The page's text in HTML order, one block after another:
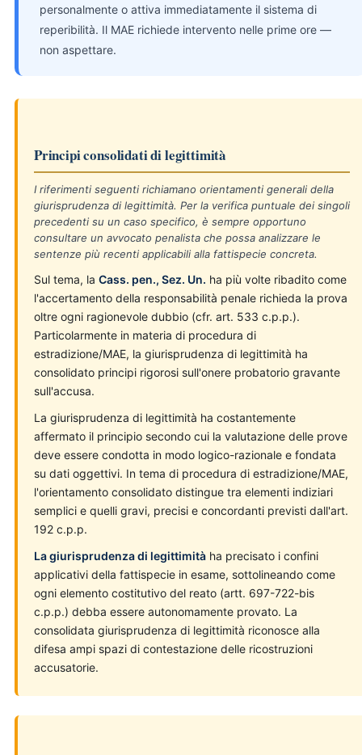
personalmente o attiva immediatamente il sistema di
reperibilità. Il MAE richiede intervento nelle prime ore —
non aspettare.
Principi consolidati di legittimità
I riferimenti seguenti richiamano orientamenti generali della
giurisprudenza di legittimità. Per la verifica puntuale dei singoli
precedenti su un caso specifico, è sempre opportuno
consultare un avvocato penalista che possa analizzare le
sentenze più recenti applicabili alla fattispecie concreta.
Sul tema, la Cass. pen., Sez. Un. ha più volte ribadito come
l'accertamento della responsabilità penale richieda la prova
oltre ogni ragionevole dubbio (cfr. art. 533 c.p.p.).
Particolarmente in materia di procedura di
estradizione/MAE, la giurisprudenza di legittimità ha
consolidato principi rigorosi sull'onere probatorio gravante
sull'accusa.
La giurisprudenza di legittimità ha costantemente
affermato il principio secondo cui la valutazione delle prove
deve essere condotta in modo logico-razionale e fondata
su dati oggettivi. In tema di procedura di estradizione/MAE,
l'orientamento consolidato distingue tra elementi indiziari
semplici e quelli gravi, precisi e concordanti previsti dall'art.
192 c.p.p.
La giurisprudenza di legittimità ha precisato i confini
applicativi della fattispecie in esame, sottolineando come
ogni elemento costitutivo del reato (artt. 697-722-bis
c.p.p.) debba essere autonomamente provato. La
consolidata giurisprudenza di legittimità riconosce alla
difesa ampi spazi di contestazione delle ricostruzioni
accusatorie.